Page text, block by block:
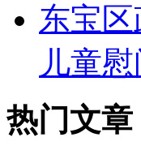
东宝
儿童
热门文章